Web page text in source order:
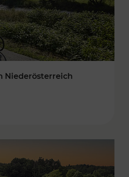
Niederösterreich